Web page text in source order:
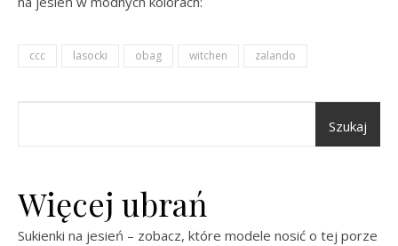
ccc lasocki obag witchen zalando
Szukaj
Więcej ubrań
Sukienki na jesień – zobacz, które modele nosić o tej porze